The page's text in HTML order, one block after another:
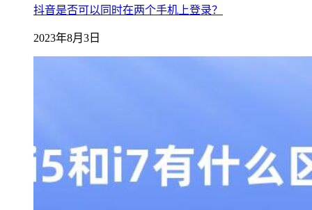
抖音是否可以同时在两个手机上登录？
2023年8月3日